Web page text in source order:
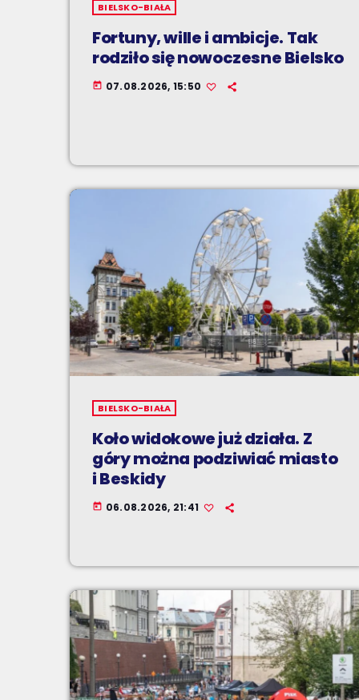
BIELSKO-BIAŁA
Fortuny, wille i ambicje. Tak
rodziło się nowoczesne Bielsko
today 07.08.2026, 15:50
BIELSKO-BIAŁA
Koło widokowe już działa. Z
góry można podziwiać miasto
i Beskidy
today 06.08.2026, 21:41